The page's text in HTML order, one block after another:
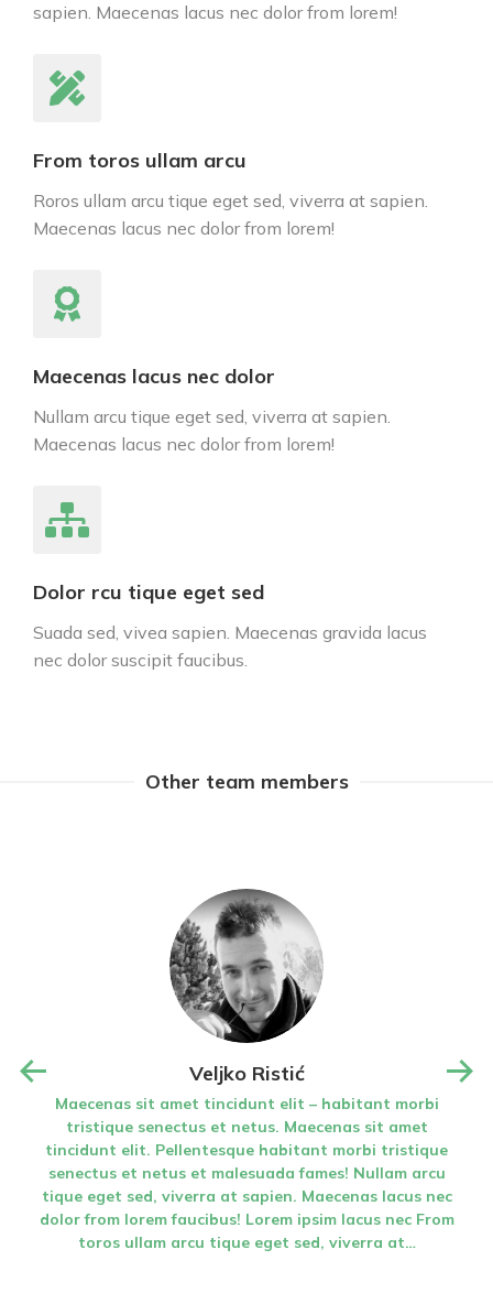
sapien. Maecenas lacus nec dolor from lorem!
From toros ullam arcu
Roros ullam arcu tique eget sed, viverra at sapien.
Maecenas lacus nec dolor from lorem!
Maecenas lacus nec dolor
Nullam arcu tique eget sed, viverra at sapien.
Maecenas lacus nec dolor from lorem!
Dolor rcu tique eget sed
Suada sed, vivea sapien. Maecenas gravida lacus
nec dolor suscipit faucibus.
Other team members
Veljko Ristić
Maecenas sit amet tincidunt elit – habitant morbi
tristique senectus et netus. Maecenas sit amet
tincidunt elit. Pellentesque habitant morbi tristique
senectus et netus et malesuada fames! Nullam arcu
tique eget sed, viverra at sapien. Maecenas lacus nec
dolor from lorem faucibus! Lorem ipsim lacus nec From
toros ullam arcu tique eget sed, viverra at…